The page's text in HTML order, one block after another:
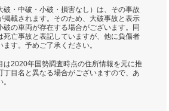
破・中破・小破・損害なし）は、その事故
掲載されます。そのため、大破事故と表示
破の車両が存在する場合がございます。同
死亡事故と表記していますが、他に負傷者
す。予めご了承ください。
は2020年国勢調査時点の住所情報を元に推
丁目名と異なる場合がございますので、あ